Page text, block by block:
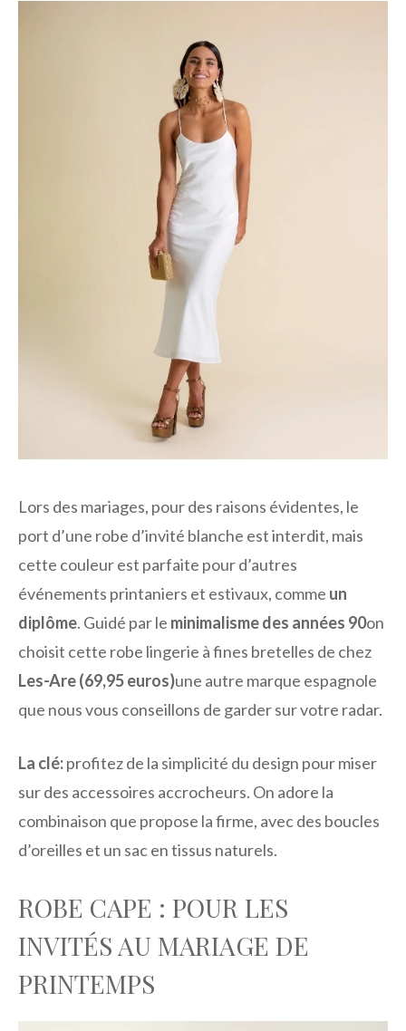
Lors des mariages, pour des raisons évidentes, le
port d’une robe d’invité blanche est interdit, mais
cette couleur est parfaite pour d’autres
événements printaniers et estivaux, comme un
diplôme. Guidé par le minimalisme des années 90on
choisit cette robe lingerie à fines bretelles de chez
Les-Are (69,95 euros)une autre marque espagnole
que nous vous conseillons de garder sur votre radar.
La clé:profitez de la simplicité du design pour miser
sur des accessoires accrocheurs. On adore la
combinaison que propose la firme, avec des boucles
d’oreilles et un sac en tissus naturels.
ROBE CAPE : POUR LES
INVITÉS AU MARIAGE DE
PRINTEMPS